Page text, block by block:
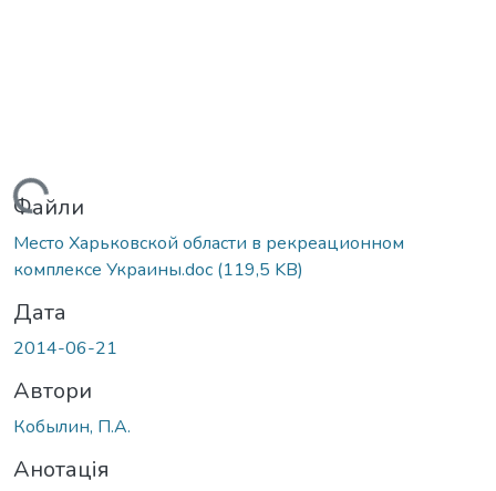
Файли
Место Харьковской области в рекреационном
комплексе Украины.doc (119,5 KB)
Дата
2014-06-21
Автори
Кобылин, П.А.
Анотація